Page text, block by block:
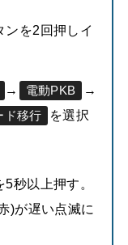
ンを2回押しイ
→ 電動PKB →
ド移行 を選択
秒以上押す。
)が遅い点滅に